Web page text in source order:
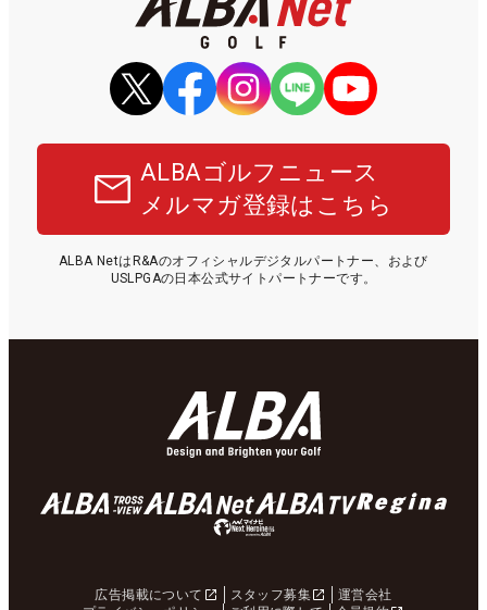
ALBAゴルフニュース
メルマガ登録はこちら
ALBA NetはR&Aのオフィシャルデジタルパートナー、および
USLPGAの日本公式サイトパートナーです。
広告掲載について スタッフ募集
運営会社